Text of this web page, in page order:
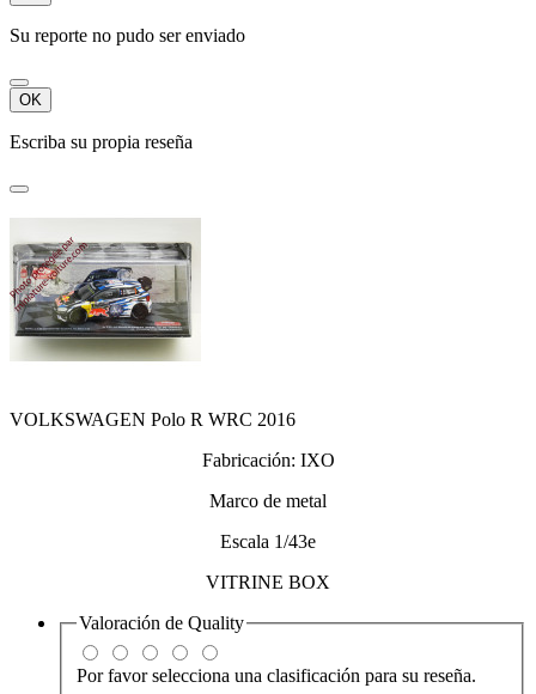
Su reporte no pudo ser enviado
OK
Escriba su propia reseña
VOLKSWAGEN Polo R WRC 2016
Fabricación: IXO
Marco de metal
Escala 1/43e
VITRINE BOX
Valoración de Quality
Por favor selecciona una clasificación para su reseña.